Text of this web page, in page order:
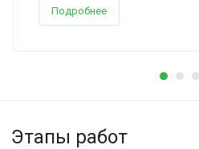
Подробнее
Этапы работ